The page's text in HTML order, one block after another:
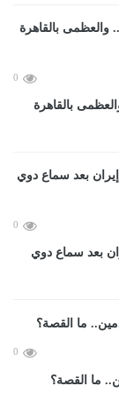
0
بالقاهرة
0
بعد سماع دوي
0
ما القصة؟